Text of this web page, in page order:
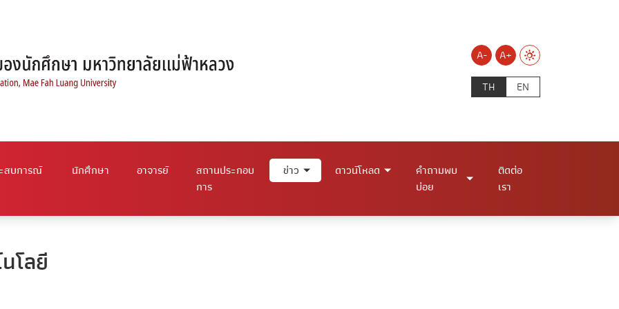
A-
A+
TH
EN
สบการณ์ นักศึกษา อาจารย์
สถานประกอบ
การ
ข่าว ดาวน์โหลด
คำถามพบ
บ่อย
ติดต่อ
เรา
โลยี